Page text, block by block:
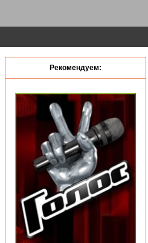
Рекомендуем: